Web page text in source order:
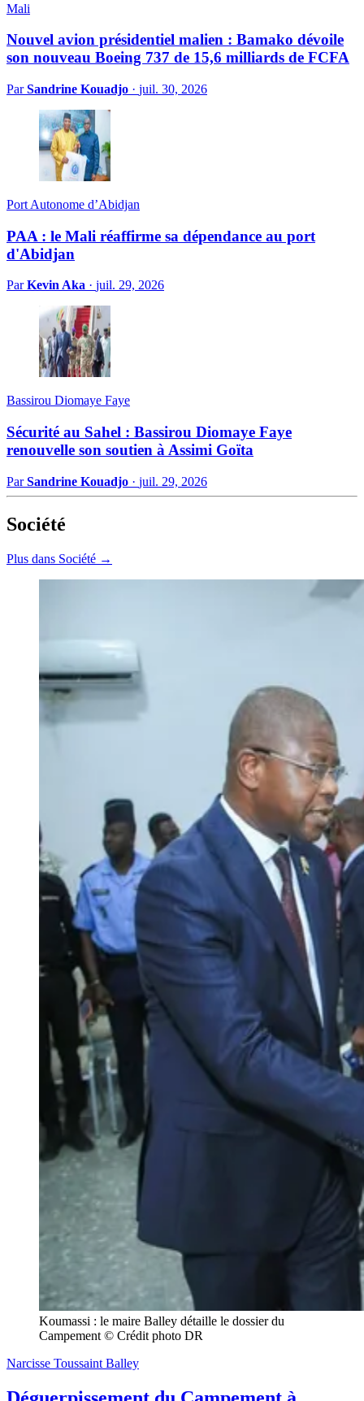
Mali
Nouvel avion présidentiel malien : Bamako dévoile
son nouveau Boeing 737 de 15,6 milliards de FCFA
ParSandrine Kouadjo · juil. 30, 2026
Port Autonome d’Abidjan
PAA : le Mali réaffirme sa dépendance au port
d'Abidjan
ParKevin Aka · juil. 29, 2026
Bassirou Diomaye Faye
Sécurité au Sahel : Bassirou Diomaye Faye
renouvelle son soutien à Assimi Goïta
ParSandrine Kouadjo · juil. 29, 2026
Société
Plus dans Société →
Koumassi : le maire Balley détaille le dossier du
Campement © Crédit photo DR
Narcisse Toussaint Balley